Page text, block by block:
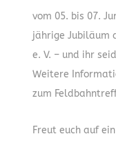
vom 05. bis 07.
jährige Jubiläum
e. V. – und ihr
Weitere
zum
Freut euch auf